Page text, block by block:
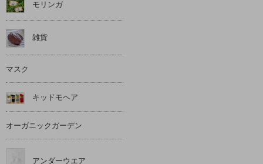
モリンガ
雑貨
マスク
キッドモヘア
オーガニックガーデン
アンダーウエア